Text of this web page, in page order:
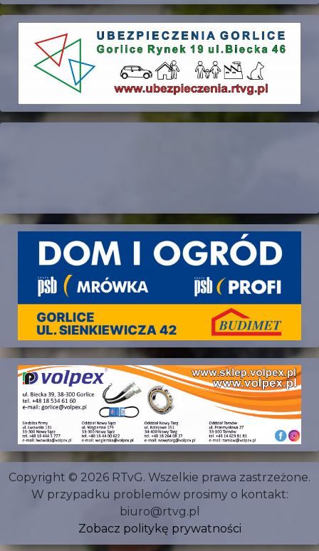
Copyright © 2026 RTvG. Wszelkie prawa zastrzeżone.
W przypadku problemów prosimy o kontakt:
biuro@rtvg.pl
Zobacz politykę prywatności